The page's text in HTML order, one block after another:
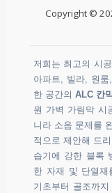
Copyright ©
저희는 최고의 시
아파트, 빌라, 원
한 공간의ALC 칸
원 가벽 가림막 시
니라 소음 문제를
적으로 제안해 드
습기에 강한 블록
한 자재 및 단열재
기초부터 골조까